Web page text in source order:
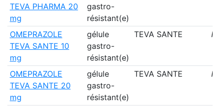
TEVA PHARMA 20
mg
gastro-
résistant(e)
OMEPRAZOLE
TEVA SANTE 10
mg
gélule
gastro-
résistant(e)
TEVA SANTE
OMEPRAZOLE
TEVA SANTE 20
mg
gélule
gastro-
résistant(e)
TEVA SANTE